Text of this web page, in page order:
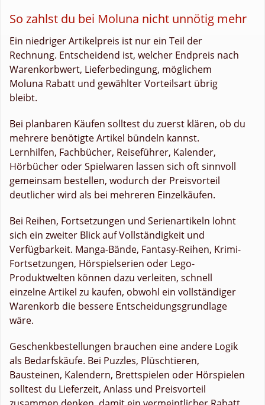
So zahlst du bei Moluna nicht unnötig mehr
Ein niedriger Artikelpreis ist nur ein Teil der
Rechnung. Entscheidend ist, welcher Endpreis nach
Warenkorbwert, Lieferbedingung, möglichem
Moluna Rabatt und gewählter Vorteilsart übrig
bleibt.
Bei planbaren Käufen solltest du zuerst klären, ob du
mehrere benötigte Artikel bündeln kannst.
Lernhilfen, Fachbücher, Reiseführer, Kalender,
Hörbücher oder Spielwaren lassen sich oft sinnvoll
gemeinsam bestellen, wodurch der Preisvorteil
deutlicher wird als bei mehreren Einzelkäufen.
Bei Reihen, Fortsetzungen und Serienartikeln lohnt
sich ein zweiter Blick auf Vollständigkeit und
Verfügbarkeit. Manga-Bände, Fantasy-Reihen, Krimi-
Fortsetzungen, Hörspielserien oder Lego-
Produktwelten können dazu verleiten, schnell
einzelne Artikel zu kaufen, obwohl ein vollständiger
Warenkorb die bessere Entscheidungsgrundlage
wäre.
Geschenkbestellungen brauchen eine andere Logik
als Bedarfskäufe. Bei Puzzles, Plüschtieren,
Bausteinen, Kalendern, Brettspielen oder Hörspielen
solltest du Lieferzeit, Anlass und Preisvorteil